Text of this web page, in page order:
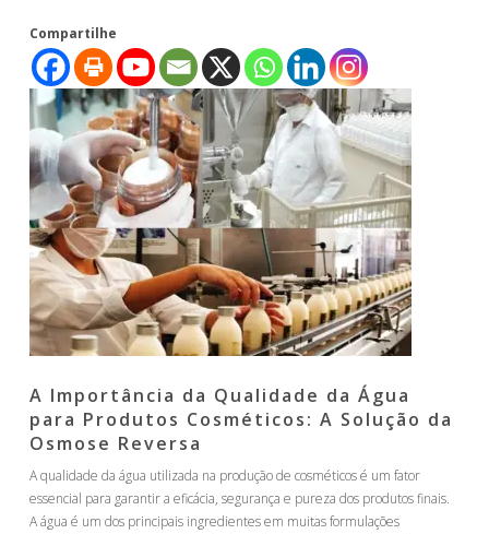
Compartilhe
A Importância da Qualidade da Água
para Produtos Cosméticos: A Solução da
Osmose Reversa
A qualidade da água utilizada na produção de cosméticos é um fator
essencial para garantir a eficácia, segurança e pureza dos produtos finais.
A água é um dos principais ingredientes em muitas formulações